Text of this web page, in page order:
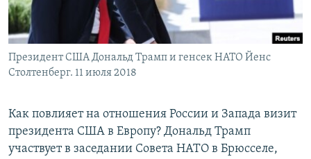
Все сайты РСЕ/РС
Президент США Дональд Трамп и генсек НАТО Йенс
Столтенберг. 11 июля 2018
Как повлияет на отношения России и Запада визит
президента США в Европу? Дональд Трамп
участвует в заседании Совета НАТО в Брюсселе,